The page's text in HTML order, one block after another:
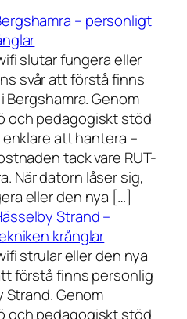
– personligt
slutar fungera eller
svår att förstå finns
Genom
och pedagogiskt stöd
att hantera –
tack vare RUT-
När datorn låser sig,
eller den nya […]
Strand –
krånglar
strular eller den nya
förstå finns personlig
Strand. Genom
och pedagogiskt stöd